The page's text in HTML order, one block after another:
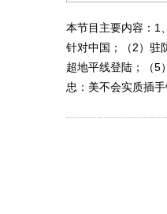
本节目主要内容：1
针对中国；（2）驻
超地平线登陆；（5
忠：美不会实质插